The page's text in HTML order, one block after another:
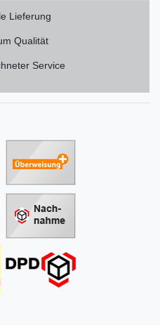
Lieferung
Qualität
Service